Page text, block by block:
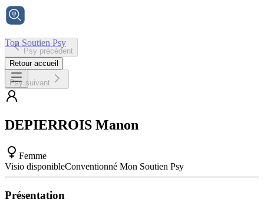
Ton Soutien Psy
Accueil
Psy précédent
Retour accueil
Psy suivant
DEPIERROIS Manon
Femme
Visio disponibleConventionné Mon Soutien Psy
Présentation